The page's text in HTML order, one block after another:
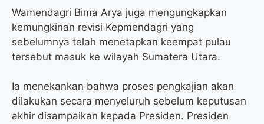
Wamendagri Bima Arya juga mengungkapkan
kemungkinan revisi Kepmendagri yang
sebelumnya telah menetapkan keempat pulau
tersebut masuk ke wilayah Sumatera Utara.
Ia menekankan bahwa proses pengkajian akan
dilakukan secara menyeluruh sebelum keputusan
akhir disampaikan kepada Presiden. Presiden